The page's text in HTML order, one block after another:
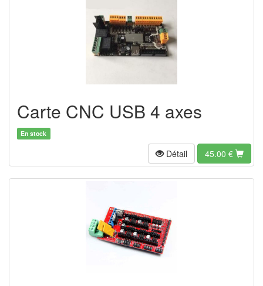
Carte CNC USB 4 axes
En stock
Détail 45.00 €